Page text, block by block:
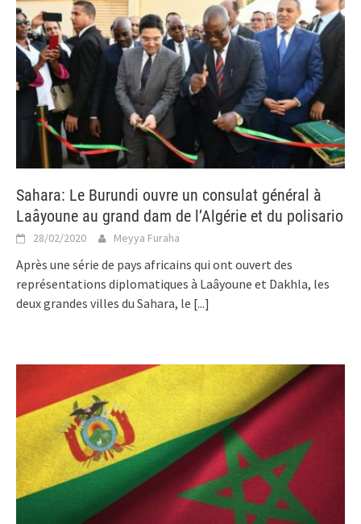
Sahara: Le Burundi ouvre un consulat général à
Laâyoune au grand dam de l’Algérie et du polisario
28/02/2020 Meyya Furaha
Après une série de pays africains qui ont ouvert des
représentations diplomatiques à Laâyoune et Dakhla, les
deux grandes villes du Sahara, le [...]